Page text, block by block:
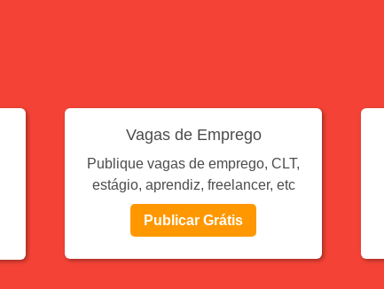
Vagas de Emprego
Publique vagas de emprego, CLT,
estágio, aprendiz, freelancer, etc
Publicar Grátis